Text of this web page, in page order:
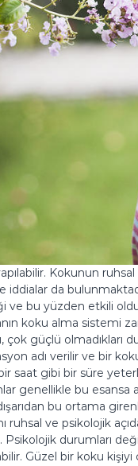
Kokunun
da
ve bu yüzden etkili
koku alma sistemi
güçlü olmadıkları
adı verilir ve bir
saat gibi bir süre
genellikle bu esansa
bu ortama
ruhsal ve psikolojik
durumları
Güzel bir koku kişiyi